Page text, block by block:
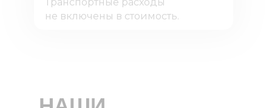
не включены в стоимость.